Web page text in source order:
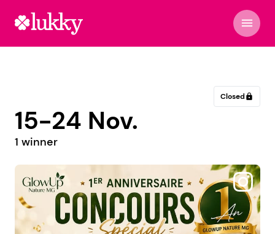
menu
Closed lock
15-24 Nov.
1 winner
@petra.pavaje